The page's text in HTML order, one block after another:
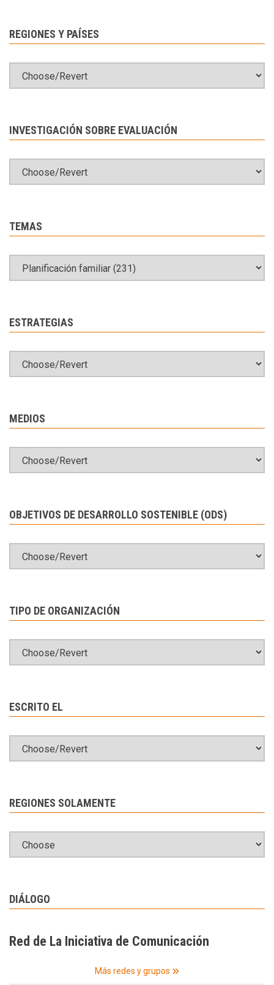
REGIONES Y PAÍSES
INVESTIGACIÓN SOBRE EVALUACIÓN
TEMAS
ESTRATEGIAS
MEDIOS
OBJETIVOS DE DESARROLLO SOSTENIBLE (ODS)
TIPO DE ORGANIZACIÓN
ESCRITO EL
REGIONES SOLAMENTE
DIÁLOGO
Red de La Iniciativa de Comunicación
Más redes y grupos